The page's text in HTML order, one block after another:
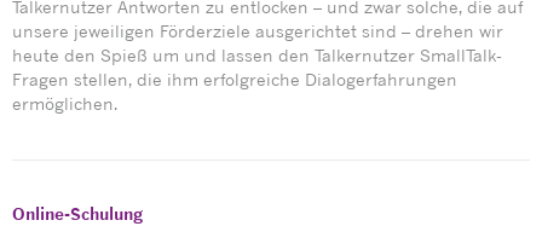
Talkernutzer Antworten zu entlocken – und zwar solche, die auf
unsere jeweiligen Förderziele ausgerichtet sind – drehen wir
heute den Spieß um und lassen den Talkernutzer SmallTalk-
Fragen stellen, die ihm erfolgreiche Dialogerfahrungen
ermöglichen.
Online-Schulung